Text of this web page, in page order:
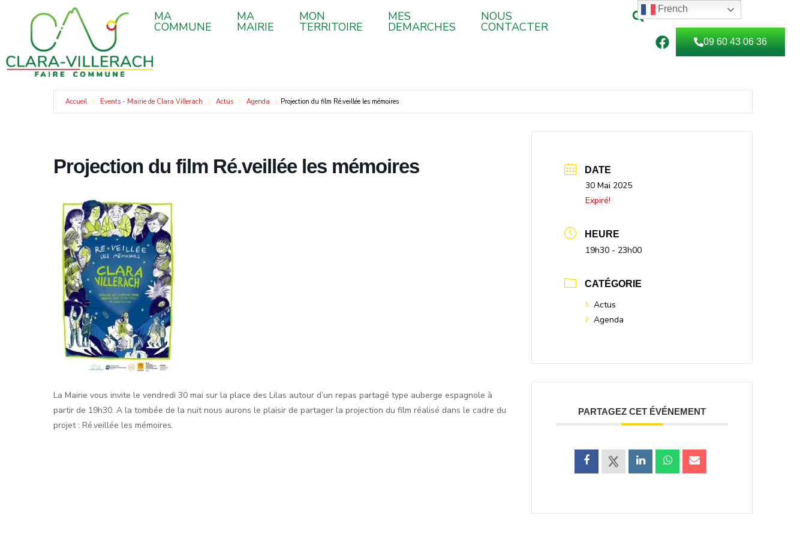
principal
contenu
MA
COMMUNE
MA
MAIRIE
MON
TERRITOIRE
MES
DEMARCHES
NOUS
CONTACTER F
a
b
o
k
09 60 43 06 36
Accueil Events - Mairie de Clara Villerach Actus Agenda Projection du film Ré.veillée les mémoires
Projection du film Ré.veillée les mémoires
La Mairie vous invite le vendredi 30 mai sur la place des Lilas autour d’un repas partagé type auberge espagnole à
partir de 19h30. A la tombée de la nuit nous aurons le plaisir de partager la projection du film réalisé dans le cadre du
projet : Ré.veillée les mémoires.
DATE
30 Mai 2025
Expiré!
HEURE
19h30 - 23h00
CATÉGORIE
Actus
Agenda
PARTAGEZ CET ÉVÉNEMENT
French